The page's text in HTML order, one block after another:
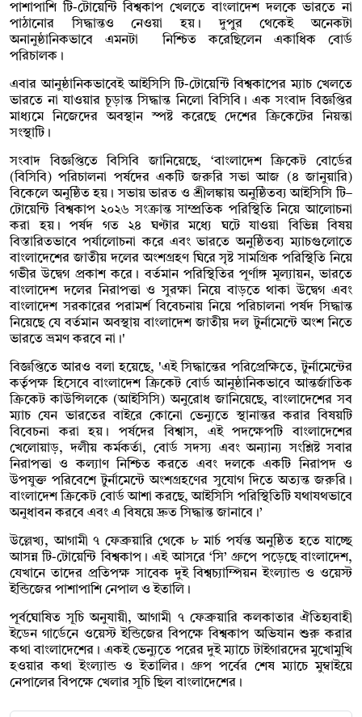
পাশাপাশি টি-টোয়েন্টি বিশ্বকাপ খেলতে বাংলাদেশ দলকে ভারতে না
পাঠানোর সিদ্ধান্তও নেওয়া হয়। দুপুর থেকেই অনেকটা
অনানুষ্ঠানিকভাবে এমনটা নিশ্চিত করেছিলেন একাধিক বোর্ড
পরিচালক।
এবার আনুষ্ঠানিকভাবেই আইসিসি টি-টোয়েন্টি বিশ্বকাপের ম্যাচ খেলতে
ভারতে না যাওয়ার চূড়ান্ত সিদ্ধান্ত নিলো বিসিবি। এক সংবাদ বিজ্ঞপ্তির
মাধ্যমে নিজেদের অবস্থান স্পষ্ট করেছে দেশের ক্রিকেটের নিয়ন্তা
সংস্থাটি।
সংবাদ বিজ্ঞপ্তিতে বিসিবি জানিয়েছে, ‘বাংলাদেশ ক্রিকেট বোর্ডের
(বিসিবি) পরিচালনা পর্ষদের একটি জরুরি সভা আজ (৪ জানুয়ারি)
বিকেলে অনুষ্ঠিত হয়। সভায় ভারত ও শ্রীলঙ্কায় অনুষ্ঠিতব্য আইসিসি টি–
টোয়েন্টি বিশ্বকাপ ২০২৬ সংক্রান্ত সাম্প্রতিক পরিস্থিতি নিয়ে আলোচনা
করা হয়। পর্ষদ গত ২৪ ঘণ্টার মধ্যে ঘটে যাওয়া বিভিন্ন বিষয়
বিস্তারিতভাবে পর্যালোচনা করে এবং ভারতে অনুষ্ঠিতব্য ম্যাচগুলোতে
বাংলাদেশের জাতীয় দলের অংশগ্রহণ ঘিরে সৃষ্ট সামগ্রিক পরিস্থিতি নিয়ে
গভীর উদ্বেগ প্রকাশ করে। বর্তমান পরিস্থিতির পূর্ণাঙ্গ মূল্যায়ন, ভারতে
বাংলাদেশ দলের নিরাপত্তা ও সুরক্ষা নিয়ে বাড়তে থাকা উদ্বেগ এবং
বাংলাদেশ সরকারের পরামর্শ বিবেচনায় নিয়ে পরিচালনা পর্ষদ সিদ্ধান্ত
নিয়েছে যে বর্তমান অবস্থায় বাংলাদেশ জাতীয় দল টুর্নামেন্টে অংশ নিতে
ভারতে ভ্রমণ করবে না।'
বিজ্ঞপ্তিতে আরও বলা হয়েছে, 'এই সিদ্ধান্তের পরিপ্রেক্ষিতে, টুর্নামেন্টের
কর্তৃপক্ষ হিসেবে বাংলাদেশ ক্রিকেট বোর্ড আনুষ্ঠানিকভাবে আন্তর্জাতিক
ক্রিকেট কাউন্সিলকে (আইসিসি) অনুরোধ জানিয়েছে, বাংলাদেশের সব
ম্যাচ যেন ভারতের বাইরে কোনো ভেন্যুতে স্থানান্তর করার বিষয়টি
বিবেচনা করা হয়। পর্ষদের বিশ্বাস, এই পদক্ষেপটি বাংলাদেশের
খেলোয়াড়, দলীয় কর্মকর্তা, বোর্ড সদস্য এবং অন্যান্য সংশ্লিষ্ট সবার
নিরাপত্তা ও কল্যাণ নিশ্চিত করতে এবং দলকে একটি নিরাপদ ও
উপযুক্ত পরিবেশে টুর্নামেন্টে অংশগ্রহণের সুযোগ দিতে অত্যন্ত জরুরি।
বাংলাদেশ ক্রিকেট বোর্ড আশা করছে, আইসিসি পরিস্থিতিটি যথাযথভাবে
অনুধাবন করবে এবং এ বিষয়ে দ্রুত সিদ্ধান্ত জানাবে।’
উল্লেখ্য, আগামী ৭ ফেব্রুয়ারি থেকে ৮ মার্চ পর্যন্ত অনুষ্ঠিত হতে যাচ্ছে
আসন্ন টি-টোয়েন্টি বিশ্বকাপ। এই আসরে ‘সি’ গ্রুপে পড়েছে বাংলাদেশ,
যেখানে তাদের প্রতিপক্ষ সাবেক দুই বিশ্বচ্যাম্পিয়ন ইংল্যান্ড ও ওয়েস্ট
ইন্ডিজের পাশাপাশি নেপাল ও ইতালি।
পূর্বঘোষিত সূচি অনুযায়ী, আগামী ৭ ফেব্রুয়ারি কলকাতার ঐতিহ্যবাহী
ইডেন গার্ডেনে ওয়েস্ট ইন্ডিজের বিপক্ষে বিশ্বকাপ অভিযান শুরু করার
কথা বাংলাদেশের। একই ভেন্যুতে পরের দুই ম্যাচে টাইগারদের মুখোমুখি
হওয়ার কথা ইংল্যান্ড ও ইতালির। গ্রুপ পর্বের শেষ ম্যাচে মুম্বাইয়ে
নেপালের বিপক্ষে খেলার সূচি ছিল বাংলাদেশের।